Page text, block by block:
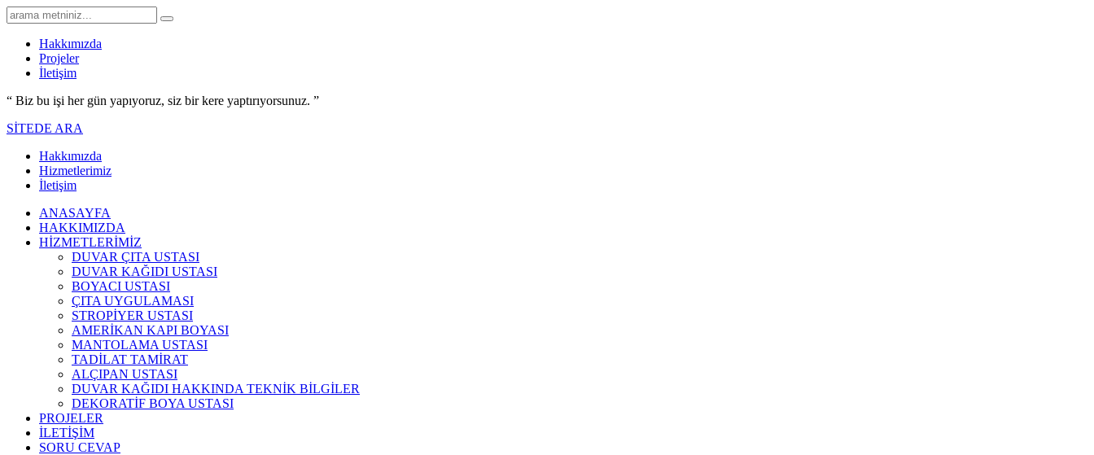
Hakkımızda
Projeler
İletişim
“ Biz bu işi her gün yapıyoruz, siz bir kere yaptırıyorsunuz. ”
SİTEDE ARA
Hakkımızda
Hizmetlerimiz
İletişim
ANASAYFA
HAKKIMIZDA
HİZMETLERİMİZ
DUVAR ÇITA USTASI
DUVAR KAĞIDI USTASI
BOYACI USTASI
ÇITA UYGULAMASI
STROPİYER USTASI
AMERİKAN KAPI BOYASI
MANTOLAMA USTASI
TADİLAT TAMİRAT
ALÇIPAN USTASI
DUVAR KAĞIDI HAKKINDA TEKNİK BİLGİLER
DEKORATİF BOYA USTASI
PROJELER
İLETİŞİM
SORU CEVAP